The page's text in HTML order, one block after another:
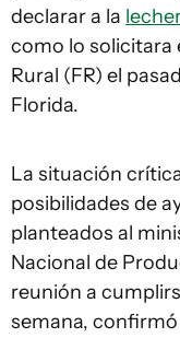
declarar a la
como lo solicitara
Rural (FR) el
Florida.
La situación
posibilidades de
planteados al
Nacional de
reunión a
semana, confirmó